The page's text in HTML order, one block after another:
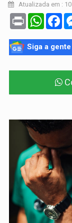
Atualizada em :
Print
Siga a